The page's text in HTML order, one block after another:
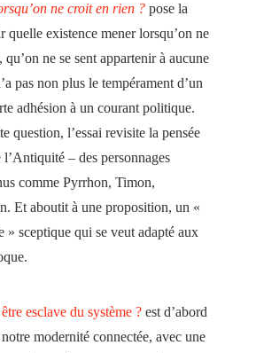
ne croit en rien ?pose la
quelle existence mener lorsqu’on ne
ne se sent appartenir à aucune
pas non plus le tempérament d’un
adhésion à un courant politique.
question, l’essai revisite la pensée
l’Antiquité – des personnages
comme Pyrrhon, Timon,
Et aboutit à une proposition, un «
» sceptique qui se veut adapté aux
esclave du système ?est d’abord
modernité connectée, avec une